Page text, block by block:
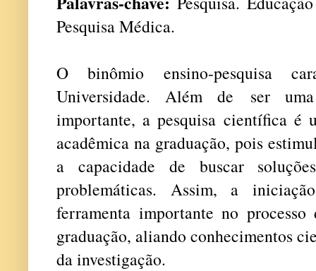
Pesquisa Médica.
O binômio ensino-pesquisa
Universidade. Além de ser
importante, a pesquisa científica é
acadêmica na graduação, pois
a capacidade de buscar
problemáticas. Assim, a
ferramenta importante no processo
graduação, aliando conhecimentos
da investigação.